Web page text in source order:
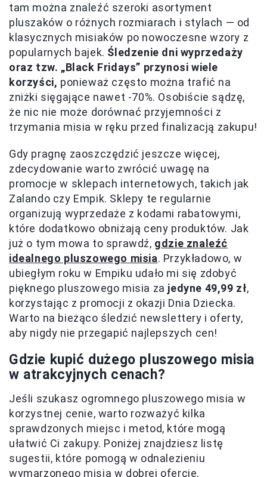
tam można znaleźć szeroki asortyment
pluszaków o różnych rozmiarach i stylach — od
klasycznych misiaków po nowoczesne wzory z
popularnych bajek. Śledzenie dni wyprzedaży
oraz tzw. „Black Fridays” przynosi wiele
korzyści, ponieważ często można trafić na
zniżki sięgające nawet -70%. Osobiście sądzę,
że nic nie może dorównać przyjemności z
trzymania misia w ręku przed finalizacją zakupu!
Gdy pragnę zaoszczędzić jeszcze więcej,
zdecydowanie warto zwrócić uwagę na
promocje w sklepach internetowych, takich jak
Zalando czy Empik. Sklepy te regularnie
organizują wyprzedaże z kodami rabatowymi,
które dodatkowo obniżają ceny produktów. Jak
już o tym mowa to sprawdź, gdzie znaleźć
idealnego pluszowego misia. Przykładowo, w
ubiegłym roku w Empiku udało mi się zdobyć
pięknego pluszowego misia za jedyne 49,99 zł,
korzystając z promocji z okazji Dnia Dziecka.
Warto na bieżąco śledzić newslettery i oferty,
aby nigdy nie przegapić najlepszych cen!
Gdzie kupić dużego pluszowego misia
w atrakcyjnych cenach?
Jeśli szukasz ogromnego pluszowego misia w
korzystnej cenie, warto rozważyć kilka
sprawdzonych miejsc i metod, które mogą
ułatwić Ci zakupy. Poniżej znajdziesz listę
sugestii, które pomogą w odnalezieniu
wymarzonego misia w dobrej ofercie.